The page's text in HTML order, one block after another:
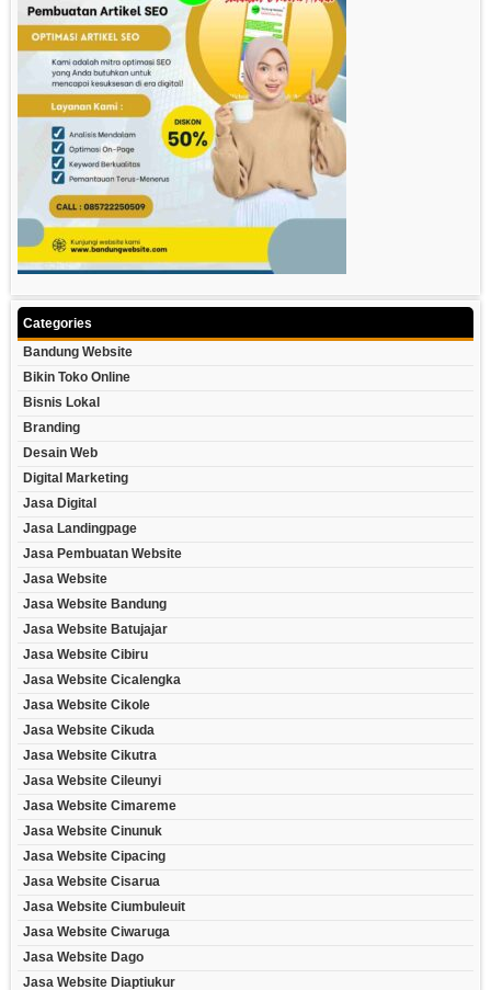
Categories
Bandung Website
Bikin Toko Online
Bisnis Lokal
Branding
Desain Web
Digital Marketing
Jasa Digital
Jasa Landingpage
Jasa Pembuatan Website
Jasa Website
Jasa Website Bandung
Jasa Website Batujajar
Jasa Website Cibiru
Jasa Website Cicalengka
Jasa Website Cikole
Jasa Website Cikuda
Jasa Website Cikutra
Jasa Website Cileunyi
Jasa Website Cimareme
Jasa Website Cinunuk
Jasa Website Cipacing
Jasa Website Cisarua
Jasa Website Ciumbuleuit
Jasa Website Ciwaruga
Jasa Website Dago
Jasa Website Diaptiukur